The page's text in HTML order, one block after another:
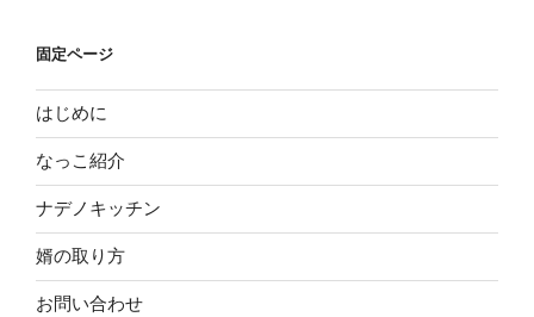
固定ページ
はじめに
なっこ紹介
ナデノキッチン
婿の取り方
お問い合わせ